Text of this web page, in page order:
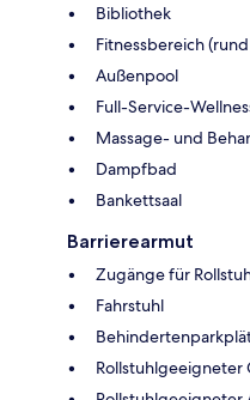
Bibliothek
Fitnessbereich
Außenpool
Full-Service-
Massage- und
Dampfbad
Bankettsaal
Barrierearmut
Zugänge für
Fahrstuhl
Rollstuhlgeeigneter